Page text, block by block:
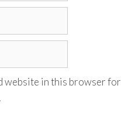
website in this browser for